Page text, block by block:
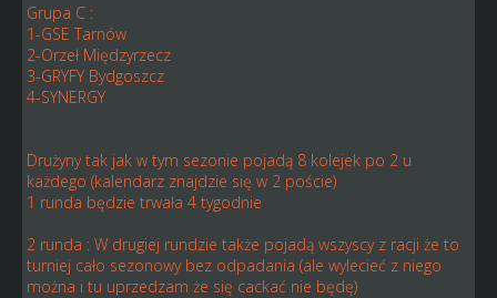
Grupa C :
1-GSE Tarnów
2-Orzeł Międzyrzecz
3-GRYFY Bydgoszcz
4-SYNERGY
Drużyny tak jak w tym sezonie pojadą 8 kolejek po 2 u
każdego (kalendarz znajdzie się w 2 poście)
1 runda będzie trwała 4 tygodnie
2 runda : W drugiej rundzie także pojadą wszyscy z racji że to
turniej cało sezonowy bez odpadania (ale wylecieć z niego
można i tu uprzedzam że się cackać nie będę)